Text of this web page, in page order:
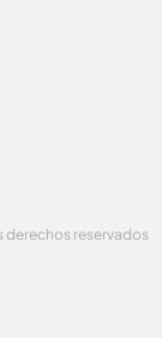
derechos reservados